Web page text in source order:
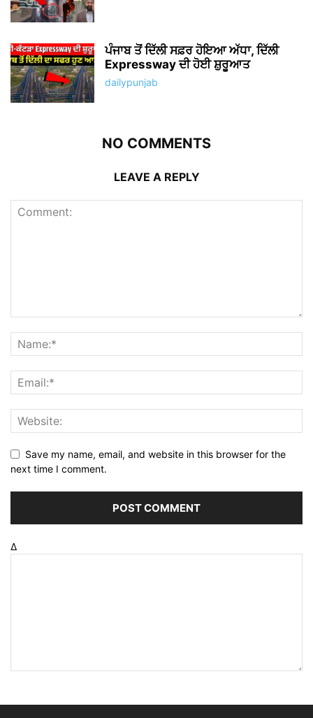
ਪੰਜਾਬ ਤੋਂ ਦਿੱਲੀ ਸਫ਼ਰ ਹੋਇਆ ਅੱਧਾ, ਦਿੱਲੀ
Expressway ਦੀ ਹੋਈ ਸ਼ੁਰੂਆਤ
dailypunjab
NO COMMENTS
LEAVE A REPLY
Save my name, email, and website in this browser for the
next time I comment.
Δ